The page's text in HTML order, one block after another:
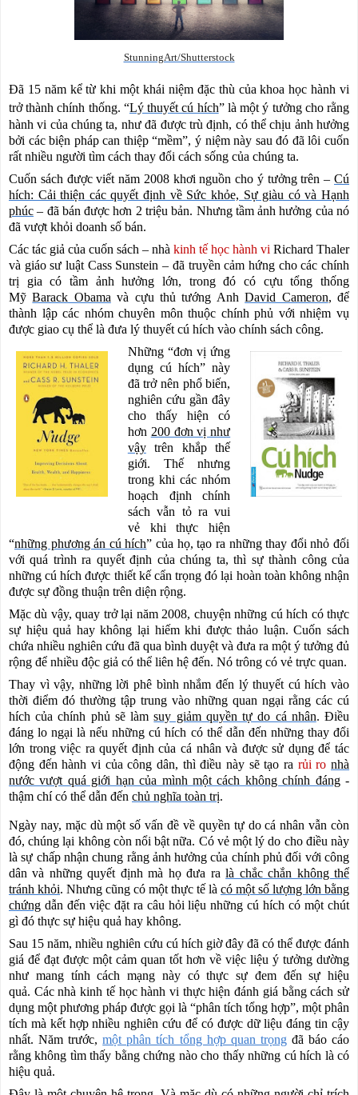
StunningArt/Shutterstock
Đã 15 năm kể từ khi một khái niệm đặc thù củakhoa học hành vi
trở thành chính thống. “Lý thuyết cú hích” là một ý tưởng cho rằng
hành vi của chúng ta, như đã được trù định, có thể chịu ảnh hưởng
bởi các biện pháp can thiệp “mềm”, ý niệm này sau đó đã lôi cuốn
rất nhiều người tìm cách thay đổi cách sống của chúng ta.
Cuốn sách được viết năm 2008 khơi nguồn cho ý tưởng trên – Cú
hích: Cải thiện các quyết định về Sức khỏe, Sự giàu có và Hạnh
phúc – đã bán được hơn 2 triệu bản. Nhưng tầm ảnh hưởng của nó
đã vượt khỏi doanh số bán.
Các tác giả của cuốn sách – nhà kinh tế học hành vi Richard Thaler
và giáo sư luật Cass Sunstein – đã truyền cảm hứng cho các chính
trị gia có tầm ảnh hưởng lớn, trong đó có cựu tổng thống
MỹBarack Obama và cựu thủ tướng AnhDavid Cameron,để
thành lập các nhóm chuyên môn thuộc chính phủ với nhiệm vụ
được giao cụ thể là đưa lý thuyết cú hích vào chính sách công.
Những “đơn vị ứng
dụng cú hích” này
đã trở nên phổ biến,
nghiên cứu gần đây
cho thấy hiện có
hơn 200 đơn vị như
vậytrên khắp thế
giới. Thế nhưng
trong khi các nhóm
hoạch định chính
sách vẫn tỏ ra vui
vẻ khi thực hiện
“những phương án cú hích” của họ, tạo ra những thay đổi nhỏ đối
với quá trình ra quyết định của chúng ta, thì sự thành công của
những cú hích được thiết kế cẩn trọng đó lại hoàn toàn không nhận
được sự đồng thuận trên diện rộng.
Mặc dù vậy, quay trở lại năm 2008, chuyện những cú hích có thực
sự hiệu quả hay không lại hiếm khi được thảo luận. Cuốn sách
chứa nhiều nghiên cứu đã qua bình duyệt và đưa ra một ý tưởng đủ
rộng để nhiều độc giả có thể liên hệ đến. Nó trông có vẻ trực quan.
Thay vì vậy, những lời phê bình nhắm đến lý thuyết cú hích vào
thời điểm đó thường tập trung vào những quan ngại rằng các cú
hích của chính phủ sẽ làmsuy giảm quyền tự do cá nhân. Điều
đáng lo ngại là nếu những cú hích có thể dẫn đến những thay đổi
lớn trong việc ra quyết định của cá nhân và được sử dụng để tác
động đến hành vi của công dân, thì điều này sẽ tạo ra rủi ro nhà
nước vượt quá giới hạn của mình một cách không chính đáng-
thậm chí có thể dẫn đến chủ nghĩa toàn trị.
Ngày nay, mặc dù một số vấn đề về quyền tự do cá nhân vẫn còn
đó, chúng lại không còn nổi bật nữa. Có vẻ một lý do cho điều này
là sự chấp nhận chung rằng ảnh hưởng của chính phủ đối với công
dân và những quyết định mà họ đưa ralà chắc chắn không thể
tránh khỏi. Nhưng cũng có một thực tế là có một số lượng lớn bằng
chứng dẫn đến việc đặt ra câu hỏi liệu những cú hích có một chút
gì đó thực sự hiệu quả hay không.
Sau 15 năm, nhiều nghiên cứu cú hích giờ đây đã có thể được đánh
giá để đạt được một cảm quan tốt hơn về việc liệu ý tưởng dường
như mang tính cách mạng này có thực sự đem đến sự hiệu
quả. Các nhà kinh tế học hành vi thực hiện đánh giá bằng cách sử
dụng một phương pháp được gọi là “phân tích tổng hợp”, một phân
tích mà kết hợp nhiều nghiên cứu để có được dữ liệu đáng tin cậy
nhất. Năm trước,một phân tích tổng hợp quan trọngđã báo cáo
rằng không tìm thấy bằng chứng nào cho thấy những cú hích là có
hiệu quả.